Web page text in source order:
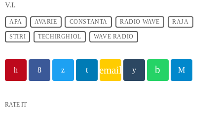
V.I.
APA AVARIE CONSTANTA RADIO WAVE RAJA
STIRI TECHIRGHIOL WAVE RADIO
email
RATE IT